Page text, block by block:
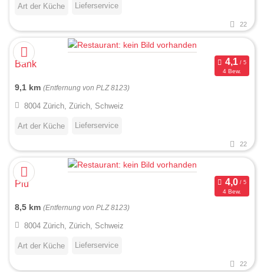
Art der Küche Lieferservice
22
Bank
4 Bew.
9,1 km (Entfernung von PLZ 8123)
8004 Zürich, Zürich, Schweiz
Art der Küche Lieferservice
22
Più
4 Bew.
8,5 km (Entfernung von PLZ 8123)
8004 Zürich, Zürich, Schweiz
Art der Küche Lieferservice
22